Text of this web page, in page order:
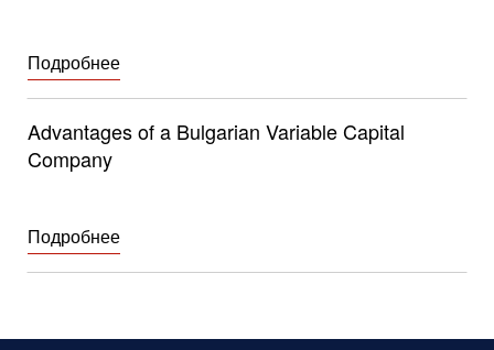
Подробнее
Advantages of a Bulgarian Variable Capital
Company
Подробнее